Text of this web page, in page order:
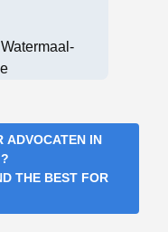
ADVOCATEN IN
?
THE BEST FOR